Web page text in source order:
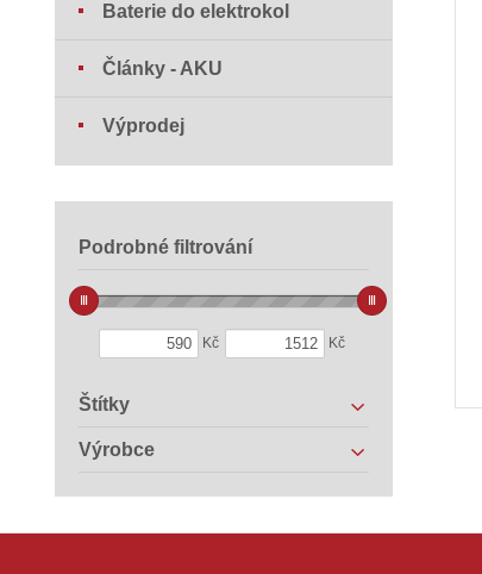
Baterie do elektrokol
Články - AKU
Výprodej
Podrobné filtrování
Kč Kč
Štítky
Výrobce